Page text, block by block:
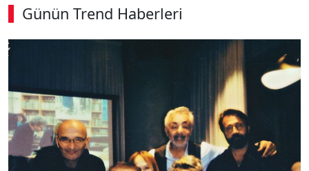
Günün Trend Haberleri